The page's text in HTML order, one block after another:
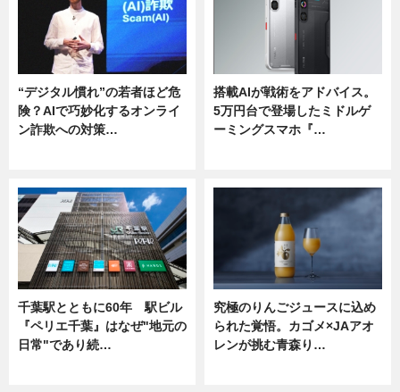
“デジタル慣れ”の若者ほど危
険？AIで巧妙化するオンライ
ン詐欺への対策…
搭載AIが戦術をアドバイス。
5万円台で登場したミドルゲ
ーミングスマホ『…
千葉駅とともに60年 駅ビル
『ペリエ千葉』はなぜ"地元の
日常"であり続…
究極のりんごジュースに込め
られた覚悟。カゴメ×JAアオ
レンが挑む青森り…